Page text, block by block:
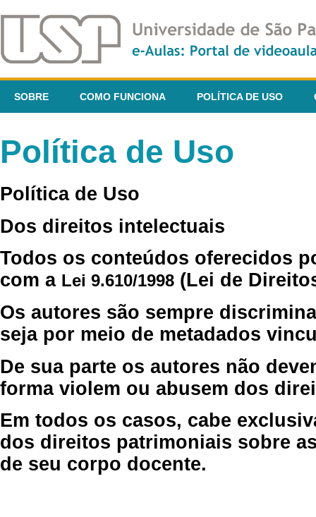
SOBRE COMO FUNCIONA POLÍTICA DE USO
Política de Uso
Política de Uso
Dos direitos intelectuais
Todos os conteúdos oferecidos
com a Lei 9.610/1998 (Lei de
Os autores são sempre
seja por meio de metadados
De sua parte os autores não
forma violem ou abusem dos
Em todos os casos, cabe
dos direitos patrimoniais sobre
de seu corpo docente.